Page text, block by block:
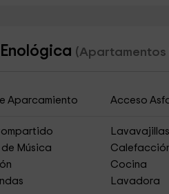
(Apartamentos
Aparcamiento Acceso
Lavavajillas
de Música
Cocina
Lavadora